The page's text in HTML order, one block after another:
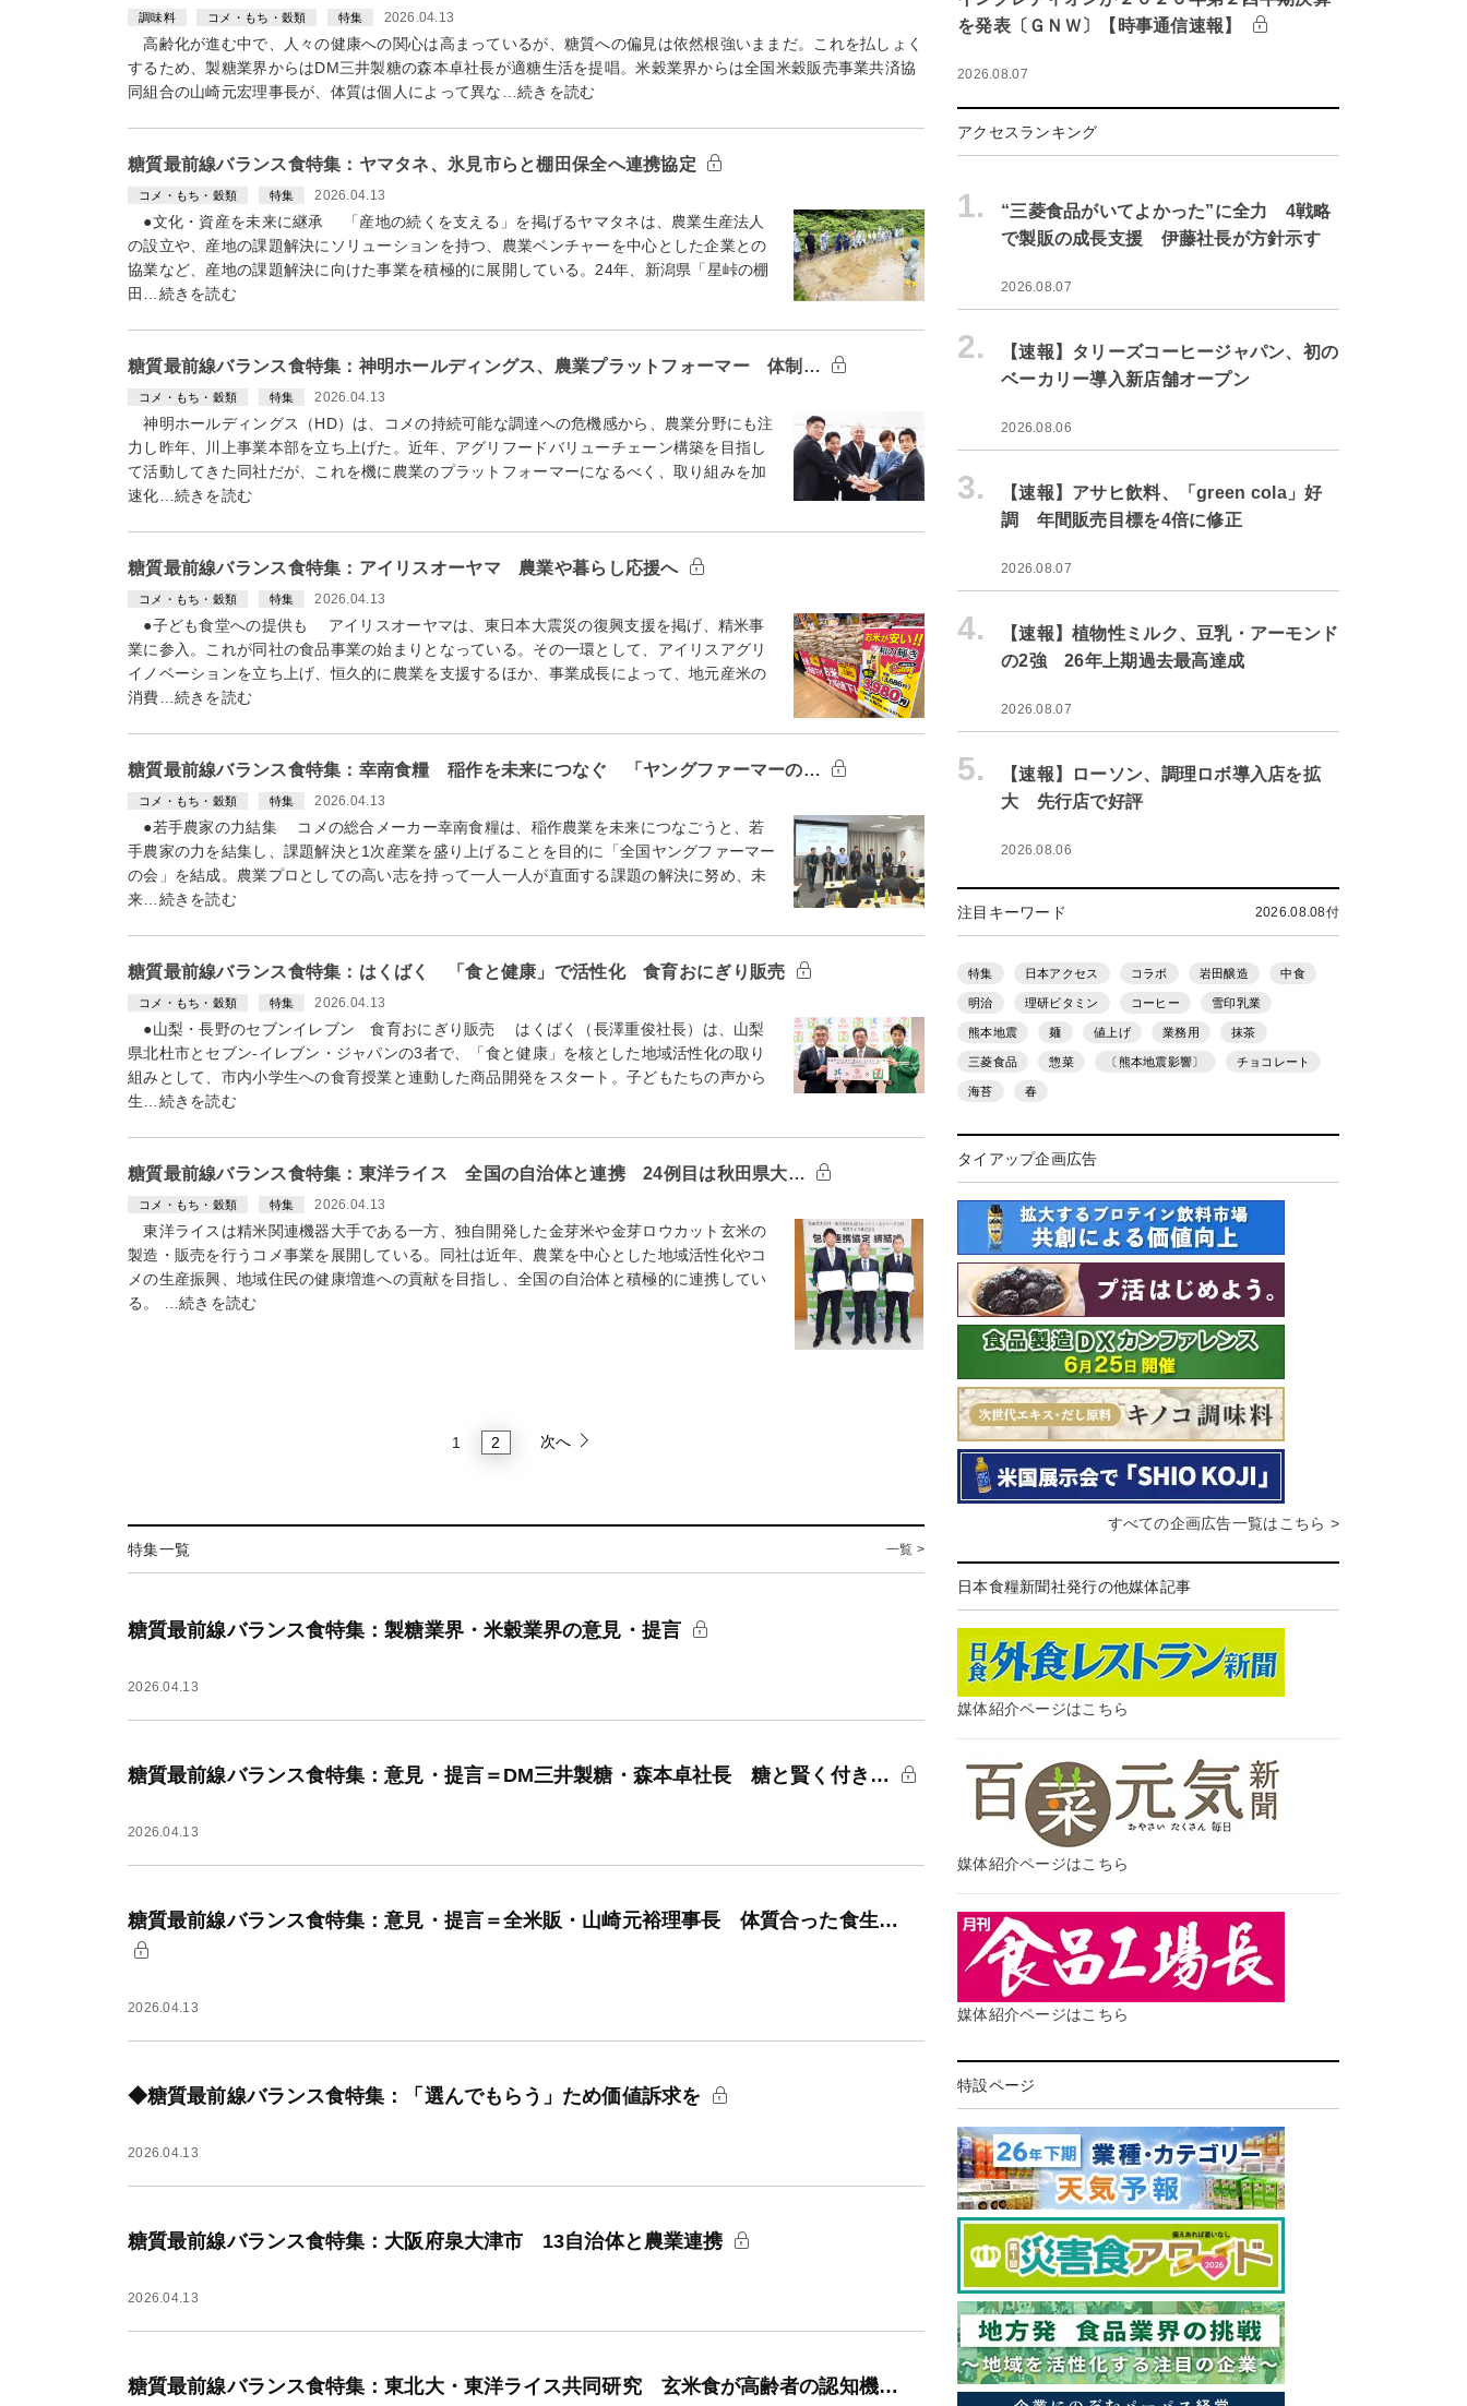
調味料 コメ・もち・穀類 特集 2026.04.13
高齢化が進む中で、人々の健康への関心は高まっているが、糖質への偏見は依然根強いままだ。これを払しょく
するため、製糖業界からはDM三井製糖の森本卓社長が適糖生活を提唱。米穀業界からは全国米穀販売事業共済協
同組合の山崎元宏理事長が、体質は個人によって異な…続きを読む
糖質最前線バランス食特集：ヤマタネ、氷見市らと棚田保全へ連携協定
コメ・もち・穀類 特集 2026.04.13
●文化・資産を未来に継承 「産地の続くを支える」を掲げるヤマタネは、農業生産法人
の設立や、産地の課題解決にソリューションを持つ、農業ベンチャーを中心とした企業との
協業など、産地の課題解決に向けた事業を積極的に展開している。24年、新潟県「星峠の棚
田…続きを読む
糖質最前線バランス食特集：神明ホールディングス、農業プラットフォーマー 体制…
コメ・もち・穀類 特集 2026.04.13
神明ホールディングス（HD）は、コメの持続可能な調達への危機感から、農業分野にも注
力し昨年、川上事業本部を立ち上げた。近年、アグリフードバリューチェーン構築を目指し
て活動してきた同社だが、これを機に農業のプラットフォーマーになるべく、取り組みを加
速化…続きを読む
糖質最前線バランス食特集：アイリスオーヤマ 農業や暮らし応援へ
コメ・もち・穀類 特集 2026.04.13
●子ども食堂への提供も アイリスオーヤマは、東日本大震災の復興支援を掲げ、精米事
業に参入。これが同社の食品事業の始まりとなっている。その一環として、アイリスアグリ
イノベーションを立ち上げ、恒久的に農業を支援するほか、事業成長によって、地元産米の
消費…続きを読む
糖質最前線バランス食特集：幸南食糧 稲作を未来につなぐ 「ヤングファーマーの…
コメ・もち・穀類 特集 2026.04.13
●若手農家の力結集 コメの総合メーカー幸南食糧は、稲作農業を未来につなごうと、若
手農家の力を結集し、課題解決と1次産業を盛り上げることを目的に「全国ヤングファーマー
の会」を結成。農業プロとしての高い志を持って一人一人が直面する課題の解決に努め、未
来…続きを読む
糖質最前線バランス食特集：はくばく 「食と健康」で活性化 食育おにぎり販売
コメ・もち・穀類 特集 2026.04.13
●山梨・長野のセブンイレブン 食育おにぎり販売 はくばく（長澤重俊社長）は、山梨
県北杜市とセブン-イレブン・ジャパンの3者で、「食と健康」を核とした地域活性化の取り
組みとして、市内小学生への食育授業と連動した商品開発をスタート。子どもたちの声から
生…続きを読む
糖質最前線バランス食特集：東洋ライス 全国の自治体と連携 24例目は秋田県大…
コメ・もち・穀類 特集 2026.04.13
東洋ライスは精米関連機器大手である一方、独自開発した金芽米や金芽ロウカット玄米の
製造・販売を行うコメ事業を展開している。同社は近年、農業を中心とした地域活性化やコ
メの生産振興、地域住民の健康増進への貢献を目指し、全国の自治体と積極的に連携してい
る。 …続きを読む
1 2 次へ
特集一覧 一覧 >
糖質最前線バランス食特集：製糖業界・米穀業界の意見・提言
2026.04.13
糖質最前線バランス食特集：意見・提言＝DM三井製糖・森本卓社長 糖と賢く付き…
2026.04.13
糖質最前線バランス食特集：意見・提言＝全米販・山崎元裕理事長 体質合った食生…
2026.04.13
◆糖質最前線バランス食特集：「選んでもらう」ため価値訴求を
2026.04.13
糖質最前線バランス食特集：大阪府泉大津市 13自治体と農業連携
2026.04.13
糖質最前線バランス食特集：東北大・東洋ライス共同研究 玄米食が高齢者の認知機…
を発表〔ＧＮＷ〕【時事通信速報】
2026.08.07
アクセスランキング
1.
“三菱食品がいてよかった”に全力 4戦略
で製販の成長支援 伊藤社長が方針示す
2026.08.07
2.
【速報】タリーズコーヒージャパン、初の
ベーカリー導入新店舗オープン
2026.08.06
3.
【速報】アサヒ飲料、「green cola」好
調 年間販売目標を4倍に修正
2026.08.07
4.
【速報】植物性ミルク、豆乳・アーモンド
の2強 26年上期過去最高達成
2026.08.07
5.
【速報】ローソン、調理ロボ導入店を拡
大 先行店で好評
2026.08.06
注目キーワード 2026.08.08付
特集 日本アクセス コラボ 岩田醸造 中食
明治 理研ビタミン コーヒー 雪印乳業
熊本地震 麺 値上げ 業務用 抹茶
三菱食品 惣菜 〔熊本地震影響〕 チョコレート
海苔 春
タイアップ企画広告
すべての企画広告一覧はこちら >
日本食糧新聞社発行の他媒体記事
媒体紹介ページはこちら
媒体紹介ページはこちら
媒体紹介ページはこちら
特設ページ